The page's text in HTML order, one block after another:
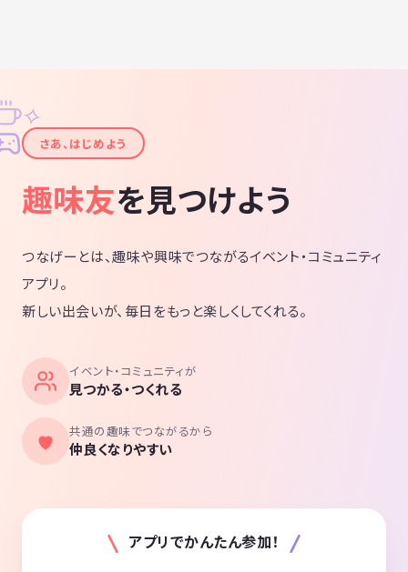
✦
✧
さあ、はじめよう
趣味友を見つけよう
つなげーとは、趣味や興味でつながるイベント・コミュニティ
アプリ。
新しい出会いが、毎日をもっと楽しくしてくれる。
イベント・コミュニティが
見つかる・つくれる
共通の趣味でつながるから
仲良くなりやすい
アプリでかんたん参加！